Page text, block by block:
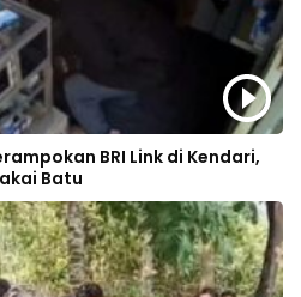
BRI Link di Kendari,
Batu